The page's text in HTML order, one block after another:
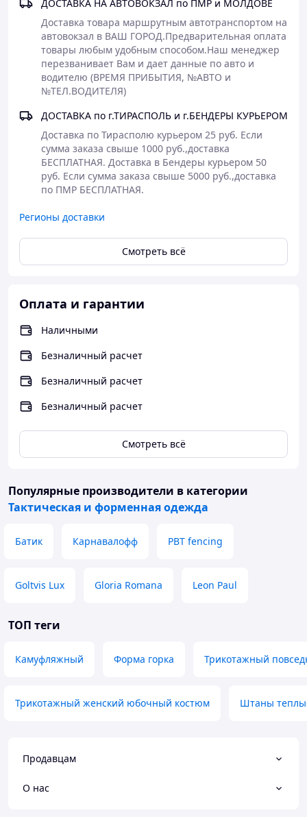
ДОСТАВКА НА АВТОВОКЗАЛ по ПМР и МОЛДОВЕ
Доставка товара маршрутным автотранспортом на
автовокзал в ВАШ ГОРОД.Предварительная оплата
товары любым удобным способом.Наш менеджер
перезванивает Вам и дает данные по авто и
водителю (ВРЕМЯ ПРИБЫТИЯ, №АВТО и
№ТЕЛ.ВОДИТЕЛЯ)
ДОСТАВКА по г.ТИРАСПОЛЬ и г.БЕНДЕРЫ КУРЬЕРОМ
Доставка по Тирасполю курьером 25 руб. Если
сумма заказа свыше 1000 руб.,доставка
БЕСПЛАТНАЯ. Доставка в Бендеры курьером 50
руб. Если сумма заказа свыше 5000 руб.,доставка
по ПМР БЕСПЛАТНАЯ.
Регионы доставки
Смотреть всё
Оплата и гарантии
Наличными
Безналичный расчет
Безналичный расчет
Безналичный расчет
Смотреть всё
Популярные производители в категории
Тактическая и форменная одежда
Батик Карнавалофф PBT fencing
Goltvis Lux Gloria Romana Leon Paul
ТОП теги
Камуфляжный Форма горка Трикотажный
Трикотажный женский юбочный костюм Штаны
Продавцам
О нас